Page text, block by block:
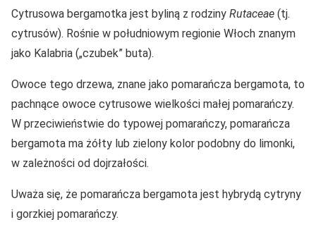
Cytrusowa bergamotka jest byliną z rodziny Rutaceae (tj.
cytrusów). Rośnie w południowym regionie Włoch znanym
jako Kalabria („czubek” buta).
Owoce tego drzewa, znane jako pomarańcza bergamota, to
pachnące owoce cytrusowe wielkości małej pomarańczy.
W przeciwieństwie do typowej pomarańczy, pomarańcza
bergamota ma żółty lub zielony kolor podobny do limonki,
w zależności od dojrzałości.
Uważa się, że pomarańcza bergamota jest hybrydą cytryny
i gorzkiej pomarańczy.